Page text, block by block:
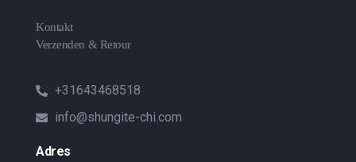
Kontakt
Verzenden & Retour
+31643468518
info@shungite-chi.com
Adres